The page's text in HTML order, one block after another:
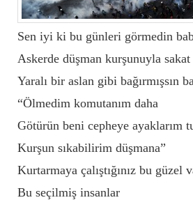
Sen iyi ki bu günleri görmedin
Askerde düşman kurşunuyla
Yaralı bir aslan gibi bağırmışsın
“Ölmedim komutanım daha
Götürün beni cepheye ayaklarım
Kurşun sıkabilirim düşmana”
Kurtarmaya çalıştığınız bu güzel
Bu seçilmiş insanlar